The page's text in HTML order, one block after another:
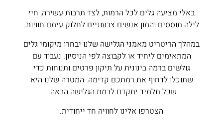
באלי מציעה גלים לכל הרמות, לצד תרבות עשירה, חיי
לילה תוססים והמון אנשים צבעוניים לחלוק עימם חוויות.
במהלך הריטריט מאמני הגלישה שלנו יבחרו מיקומי גלים
המתאימים ליחיד או לקבוצה לפי הניסיון. נעבוד עם
גולשים ברמה בינונית על תיקון פרטים ותנוחות כדי
שתוכלו לדחוף את רמתכם קדימה. המטרה שלנו היא
שכל תלמיד יתקדם לרמת הגלישה הבאה.
הצטרפו אלינו לחוויה חד ייחודית.